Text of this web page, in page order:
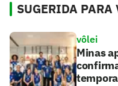
SUGERIDA PARA
vôlei
Minas